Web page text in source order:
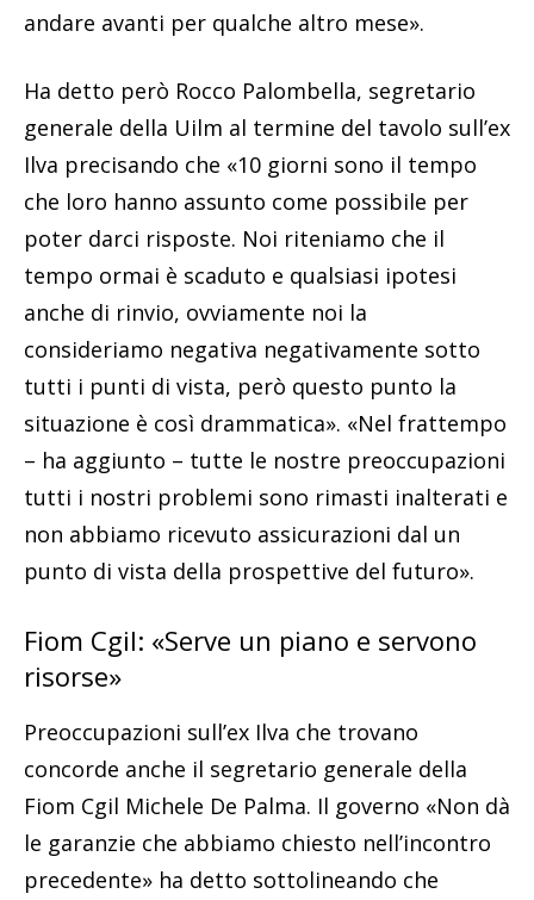
andare avanti per qualche altro mese».
Ha detto però Rocco Palombella, segretario
generale della Uilm al termine del tavolo sull’ex
Ilva precisando che «10 giorni sono il tempo
che loro hanno assunto come possibile per
poter darci risposte. Noi riteniamo che il
tempo ormai è scaduto e qualsiasi ipotesi
anche di rinvio, ovviamente noi la
consideriamo negativa negativamente sotto
tutti i punti di vista, però questo punto la
situazione è così drammatica». «Nel frattempo
– ha aggiunto – tutte le nostre preoccupazioni
tutti i nostri problemi sono rimasti inalterati e
non abbiamo ricevuto assicurazioni dal un
punto di vista della prospettive del futuro».
Fiom Cgil: «Serve un piano e servono
risorse»
Preoccupazioni sull’ex Ilva che trovano
concorde anche il segretario generale della
Fiom Cgil Michele De Palma. Il governo «Non dà
le garanzie che abbiamo chiesto nell’incontro
precedente» ha detto sottolineando che